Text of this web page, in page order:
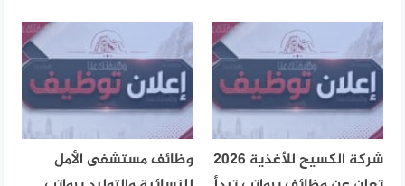
شركة الكسيح للأغذية 2026
وظائف مستشفى الأمل